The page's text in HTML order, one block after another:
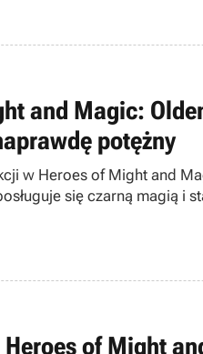
and Magic:
potężny
w Heroes of Might and
się czarną magią i
of Might